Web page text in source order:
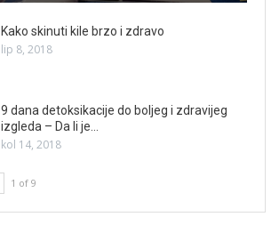
Kako skinuti kile brzo i zdravo
lip 8, 2018
9 dana detoksikacije do boljeg i zdravijeg
izgleda – Da li je…
kol 14, 2018
1 of 9